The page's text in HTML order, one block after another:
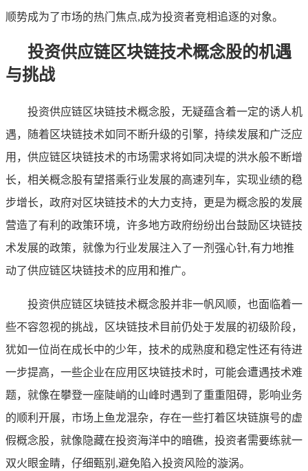
顺势成为了市场的热门焦点,成为投资者竞相追逐的对象。
投资供应链区块链技术概念股的机遇
与挑战
投资供应链区块链技术概念股，无疑蕴含着一定的诱人机
遇，随着区块链技术如同不断升级的引擎，持续发展和广泛应
用，供应链区块链技术的市场需求将如同决堤的洪水般不断增
长，相关概念股有望搭乘行业发展的高速列车，实现业绩的稳
步增长，政府对区块链技术的大力支持，更是为概念股的发展
营造了有利的政策环境，许多地方政府纷纷出台鼓励区块链技
术发展的政策，就像为行业发展注入了一剂强心针,有力地推
动了供应链区块链技术的应用和推广。
投资供应链区块链技术概念股并非一帆风顺，也面临着一
些不容忽视的挑战，区块链技术目前仍处于发展的初级阶段，
犹如一位尚在成长中的少年，技术的成熟度和稳定性还有待进
一步提高，一些企业在应用区块链技术时，可能会遭遇技术难
题，就像在攀登一座陡峭的山峰时遇到了重重阻碍，影响业务
的顺利开展，市场上鱼龙混杂，存在一些打着区块链旗号的虚
假概念股，就像隐藏在投资海洋中的暗礁，投资者需要练就一
双火眼金睛，仔细甄别,避免陷入投资风险的漩涡。